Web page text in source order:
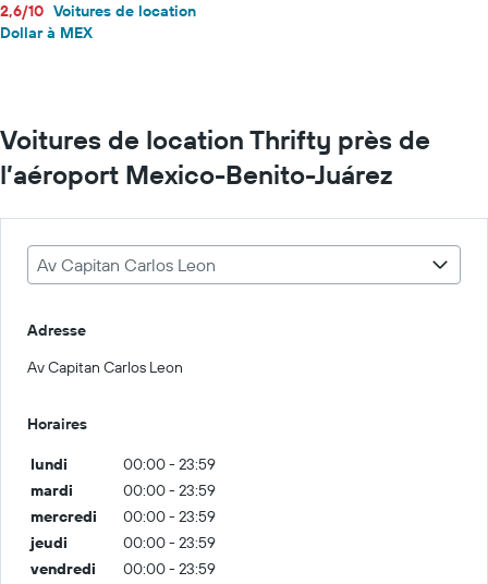
2,6/10 Voitures de location
Dollar à MEX
Voitures de location Thrifty près de
l’aéroport Mexico-Benito-Juárez
Av Capitan Carlos Leon
Adresse
Av Capitan Carlos Leon
Horaires
lundi
00:00 - 23:59
mardi
00:00 - 23:59
mercredi
00:00 - 23:59
jeudi
00:00 - 23:59
vendredi
00:00 - 23:59